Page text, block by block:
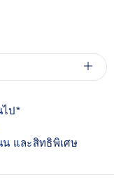
ไป*
น และสิทธิพิเศษ